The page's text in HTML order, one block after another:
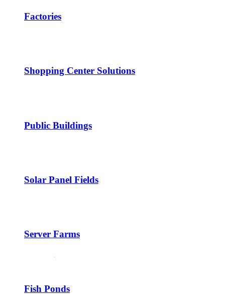
Factories
Shopping Center Solutions
Public Buildings
Solar Panel Fields
Server Farms
Fish Ponds